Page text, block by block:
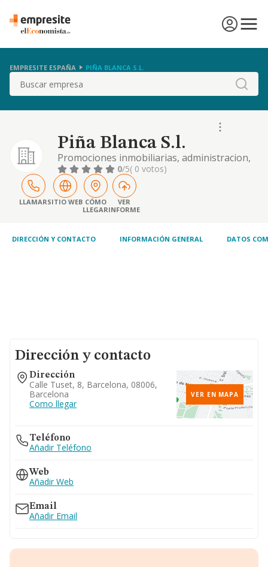
EMPRESITE ESPAÑA PIÑA BLANCA S.L.
Buscar
Piña Blanca S.l.
Promociones inmobiliarias, administracion,
compra-venta de fincas, viviendas y terrenos.
0/5( 0 votos)
LLAMARSITIO WEB CÓMO
LLEGAR
VER
INFORME
DIRECCIÓN Y CONTACTO INFORMACIÓN GENERAL DATOS
Dirección y contacto
Dirección
Calle Tuset, 8, Barcelona, 08006,
Barcelona
Como llegar
VER EN MAPA
Teléfono
Añadir Teléfono
Web
Añadir Web
Email
Añadir Email